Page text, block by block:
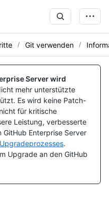
Git verwenden
Server wird
mehr unterstützte
Es wird keine Patch-
für kritische
Leistung, verbesserte
GitHub Enterprise Server
.
Upgrade an den GitHub